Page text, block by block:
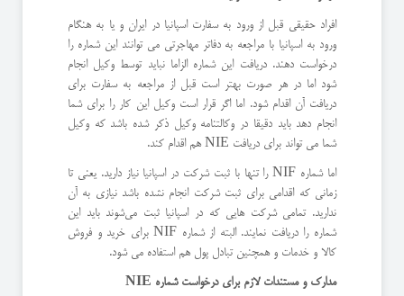
افراد حقیقی قبل از ورود به سفارت اسپانیا در ایران و یا به هنگام
ورود به اسپانیا با مراجعه به دفاتر مهاجرتی می توانند این شماره را
درخواست دهند. دریافت این شماره الزاما نباید توسط وکیل انجام
شود اما در هر صورت بهتر است قبل از مراجعه به سفارت برای
دریافت آن اقدام شود. اما اگر قرار است وکیل این کار را برای شما
انجام دهد باید دقیقا در وکالتنامه وکیل ذکر شده باشد که وکیل
شما می تواند برای دریافت NIE هم اقدام کند.
اما شماره NIF را تنها با ثبت شرکت در اسپانیا نیاز دارید. یعنی تا
زمانی که اقدامی برای ثبت شرکت انجام نشده باشد نیازی به آن
ندارید. تمامی شرکت هایی که در اسپانیا ثبت می‌شوند باید این
شماره را دریافت نمایند. البته از شماره NIF برای خرید و فروش
کالا و خدمات و همچنین تبادل پول هم استفاده می شود.
مدارک و مستندات لازم برای درخواست شماره NIE